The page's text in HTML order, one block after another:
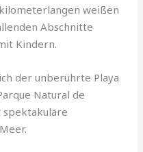
weißen
Abschnitte
Kindern.
der unberührte Playa
Natural de